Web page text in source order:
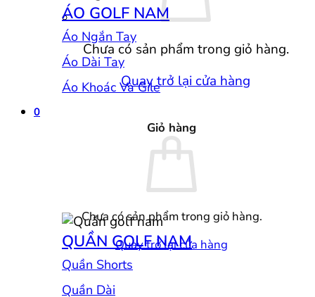
Chưa có sản phẩm trong giỏ hàng.
Quay trở lại cửa hàng
0
Giỏ hàng
Chưa có sản phẩm trong giỏ hàng.
Quay trở lại cửa hàng
ÁO GOLF NAM
Áo Ngắn Tay
Áo Dài Tay
Áo Khoác Và Gile
QUẦN GOLF NAM
Quần Shorts
Quần Dài